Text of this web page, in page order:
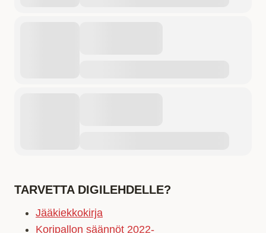
TARVETTA DIGILEHDELLE?
Jääkiekkokirja
Koripallon säännöt 2022-